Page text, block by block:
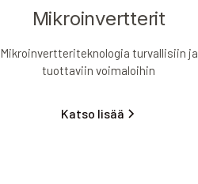
Mikroinvertterit
Mikroinvertteriteknologia turvallisiin ja
tuottaviin voimaloihin
Katso lisää